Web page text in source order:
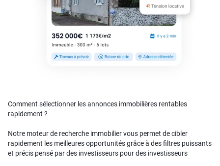
Comment sélectionner les annonces immobilières rentables
rapidement ?
Notre moteur de recherche immobilier vous permet de cibler
rapidement les meilleures opportunités grâce à des filtres puissants
et précis pensé par des investisseurs pour des investisseurs